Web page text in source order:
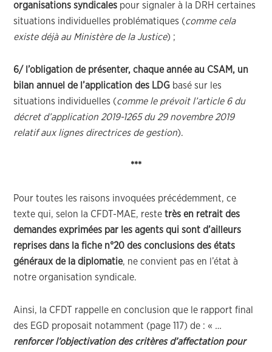
organisations syndicales pour signaler à la DRH certaines
situations individuelles problématiques (comme cela
existe déjà au Ministère de la Justice) ;
6/ l’obligation de présenter, chaque année au CSAM, un
bilan annuel de l’application des LDG basé sur les
situations individuelles (comme le prévoit l’article 6 du
décret d’application 2019-1265 du 29 novembre 2019
relatif aux lignes directrices de gestion).
***
Pour toutes les raisons invoquées précédemment, ce
texte qui, selon la CFDT-MAE, restetrès en retrait des
demandes exprimées par les agents qui sont d’ailleurs
reprises dans la fiche n°20 des conclusions des états
généraux de la diplomatie, ne convient pas en l’état à
notre organisation syndicale.
Ainsi, la CFDT rappelle en conclusion que le rapport final
des EGD proposait notamment (page 117) de : « …
renforcer l’objectivation des critères d’affectation pour